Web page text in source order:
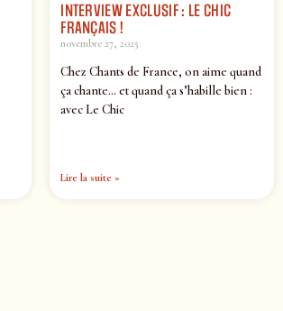
INTERVIEW EXCLUSIF : LE CHIC
FRANÇAIS !
novembre 27, 2025
Chez Chants de France, on aime quand
ça chante… et quand ça s’habille bien :
avec Le Chic
Lire la suite »